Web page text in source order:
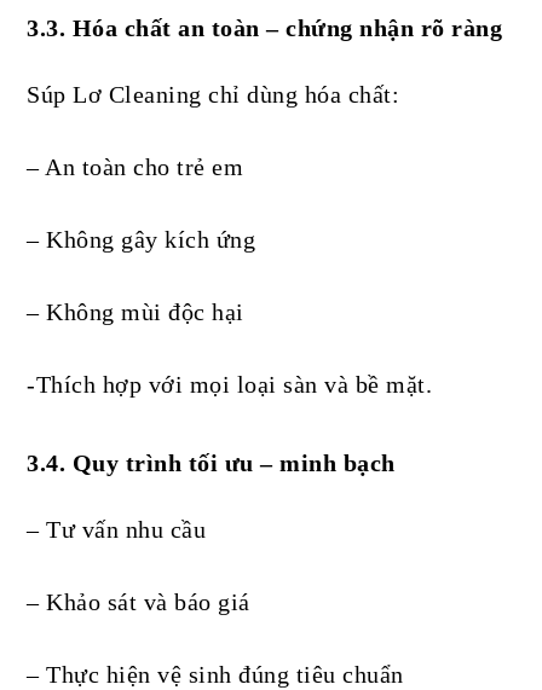
3.3. Hóa chất an toàn – chứng nhận rõ ràng
Súp Lơ Cleaning chỉ dùng hóa chất:
– An toàn cho trẻ em
– Không gây kích ứng
– Không mùi độc hại
-Thích hợp với mọi loại sàn và bề mặt.
3.4. Quy trình tối ưu – minh bạch
– Tư vấn nhu cầu
– Khảo sát và báo giá
– Thực hiện vệ sinh đúng tiêu chuẩn